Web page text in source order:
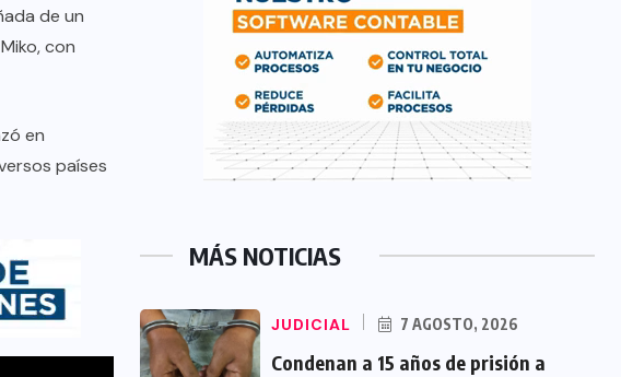
de un
con
en
países
MÁS NOTICIAS
JUDICIAL 7 AGOSTO, 2026
Condenan a 15 años de prisión a